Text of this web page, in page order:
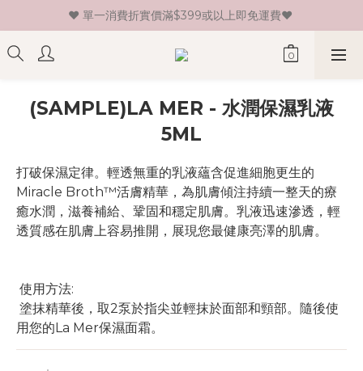
♥ 新會員登記即送HK$30 現金卷♥
♥ 單一消費折實價滿$399或以上即免運費♥
♥ 新會員登記即送HK$30 現金卷♥
(SAMPLE)LA MER - 水潤保濕乳液
5ML
打破保濕定律。輕透無重的乳液蘊含促進細胞更生的
Miracle Broth™活膚精華，為肌膚傾注持續一整天的療
癒水潤，滋養補給、鞏固和穩定肌膚。乳液迅速滲透，輕
透質感在肌膚上容易推開，展現您最健康亮澤的肌膚。
使用方法:
用您的La Mer保濕面霜。